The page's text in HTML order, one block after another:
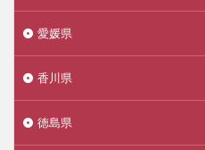
愛媛県
香川県
徳島県